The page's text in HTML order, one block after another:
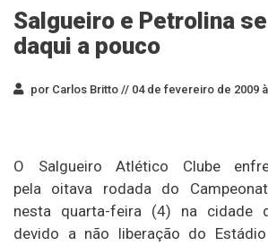
Salgueiro e Petrolina
daqui a pouco
por Carlos Britto // 04 de fevereiro de 2009
O Salgueiro Atlético Clube
pela oitava rodada do
nesta quarta-feira (4) na cidade
devido a não liberação do